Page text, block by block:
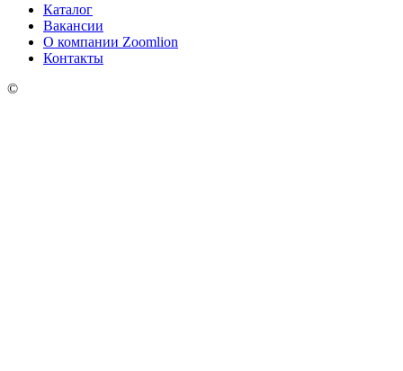
Каталог
Вакансии
О компании Zoomlion
Контакты
©